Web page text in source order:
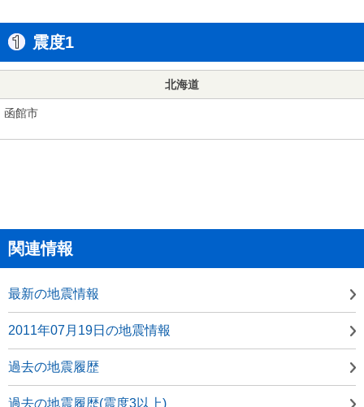
震度1
北海道
函館市
関連情報
最新の地震情報
2011年07月19日の地震情報
過去の地震履歴
過去の地震履歴(震度3以上)